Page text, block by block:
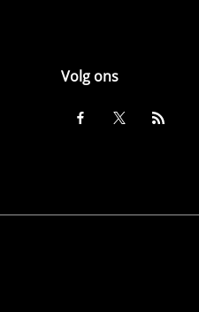
Volg ons